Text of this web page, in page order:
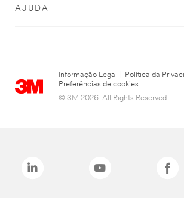
AJUDA
Informação Legal Política da
Preferências de cookies
© 3M 2026. All Rights Reserved.